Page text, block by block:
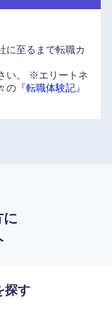
に至るまで転職カ
。
※エリートネ
の 『転職体験記』
に
探す